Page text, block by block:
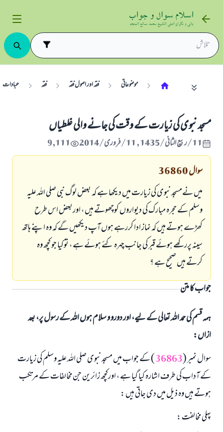
موضوعاتی فقہ اور اصول فقہ فقہ عبادات
مسجدنبوی کی زیارت کے وقت کی جانے والی غلطیاں
11/ربيع الثاني/1435 , 11/فروری/2014 9,111
سوال36860
میں نےمسجد نبوی کی زيارت میں دیکھا ہے کہ بعض لوگ نبی صلی اللہ علیہ
وسلم کے حجرہ مبارک کی دیواروں کوچھوتے ہیں ، اوربعض اس طرح
کھڑے ہوتے ہیں کہ نماز ادا کررہے ہوں آپ دیکھیں گے کہ وہ اپنے ہاتھ
سینہ پررکھے ہوئے قبر کی جانب چہرہ کئے ہوئے ہے ، توکیا جو کچھ وہ
کرتے ہیں صحیح ہے ؟
جواب کا متن
ہمہ قسم کی حمد اللہ تعالی کے لیے، اور دورو و سلام ہوں اللہ کے رسول پر، بعد
ازاں:
سوال نمبر (36863) کے جواب میں مسجد نبوی صلی اللہ علیہ وسلم کی زيارت
کے آداب کی طرف اشارہ کیا گیا ہے ، اورکچھ زائرین جن مخالفات کے مرتکب
ہوتے ہیں وہ ذيل میں دی جاتی ہيں :
پہلی مخالفت :